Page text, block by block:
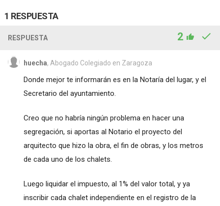
1 RESPUESTA
RESPUESTA 2
huecha, Abogado Colegiado en Zaragoza
Donde mejor te informarán es en la Notaría del lugar, y el
Secretario del ayuntamiento.
Creo que no habría ningún problema en hacer una
segregación, si aportas al Notario el proyecto del
arquitecto que hizo la obra, el fin de obras, y los metros
de cada uno de los chalets.
Luego liquidar el impuesto, al 1% del valor total, y ya
inscribir cada chalet independiente en el registro de la